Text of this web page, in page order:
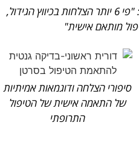
פרופסור רון, מומחה באונקולוגיה: "פי 6 יותר הצלחות בכיווץ הגידול,
מותאם אישית"
סיפורי הצלחה ודוגמאות אמיתיות
של התאמה אישית של הטיפול
התרופתי